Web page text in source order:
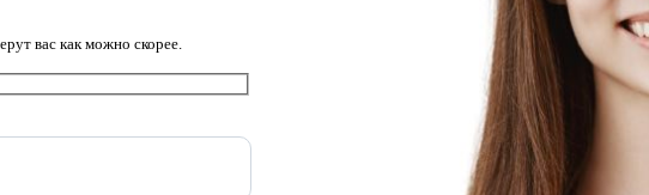
вас как можно скорее.